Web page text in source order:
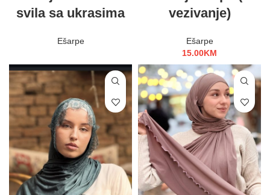
svila sa ukrasima
Ešarpe
vezivanje)
Ešarpe
15.00KM